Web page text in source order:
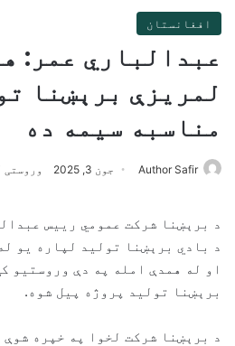
افغانستان
عبدالباري عمر:
لمریزې برېښنا
مناسبه سیمه ده
Author Safir جون 3, 2025 وروستی
د برېښنا شرکت عمومي رییس
د بادي برېښنا تولید لپاره یو
او له همدې امله په دې وروستیو
برېښنا تولید پروژه پیل شوه.
د برېښنا شرکت لخوا په خپره شوې